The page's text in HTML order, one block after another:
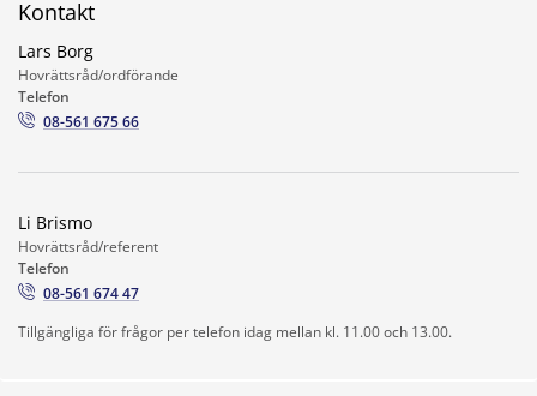
Kontakt
Lars Borg
Hovrättsråd/ordförande
Telefon
08-561 675 66
Li Brismo
Hovrättsråd/referent
Telefon
08-561 674 47
Tillgängliga för frågor per telefon idag mellan kl. 11.00 och 13.00.